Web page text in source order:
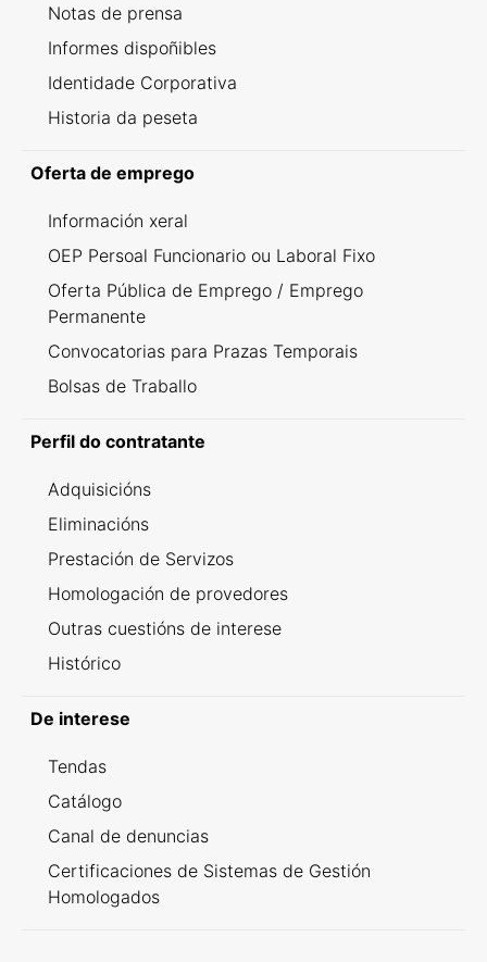
Notas de prensa
Informes dispoñibles
Identidade Corporativa
Historia da peseta
Oferta de emprego
Información xeral
OEP Persoal Funcionario ou Laboral Fixo
Oferta Pública de Emprego / Emprego
Permanente
Convocatorias para Prazas Temporais
Bolsas de Traballo
Perfil do contratante
Adquisicións
Eliminacións
Prestación de Servizos
Homologación de provedores
Outras cuestións de interese
Histórico
De interese
Tendas
Catálogo
Canal de denuncias
Certificaciones de Sistemas de Gestión
Homologados